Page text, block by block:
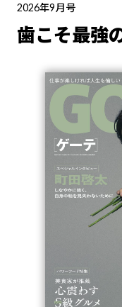
2026年9月号
歯こそ最強